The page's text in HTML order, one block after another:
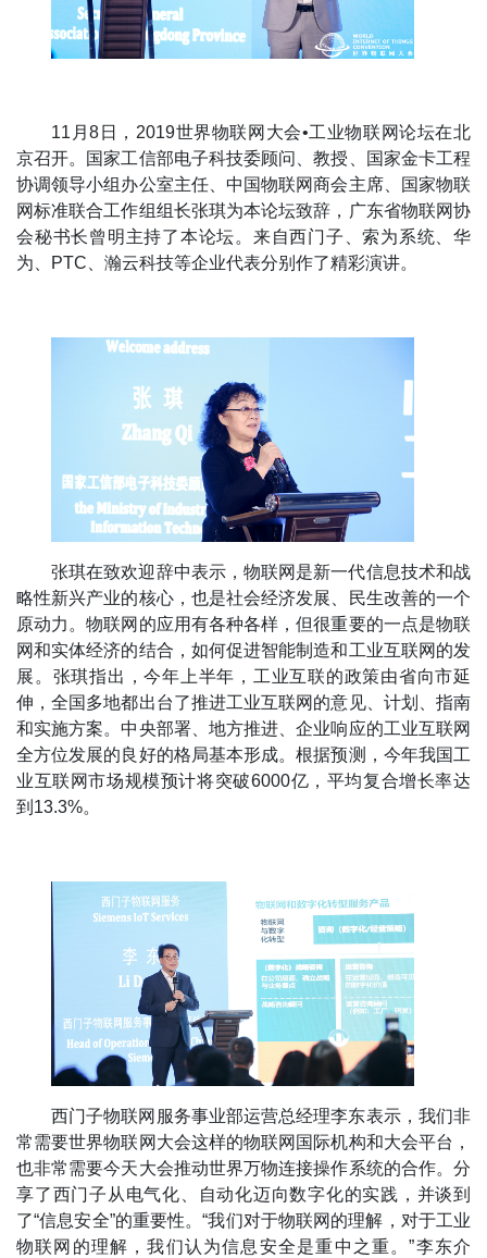
11月8日，2019世界物联网大会•工业物联网论坛在北
京召开。国家工信部电子科技委顾问、教授、国家金卡工程
协调领导小组办公室主任、中国物联网商会主席、国家物联
网标准联合工作组组长张琪为本论坛致辞，广东省物联网协
会秘书长曾明主持了本论坛。来自西门子、索为系统、华
为、PTC、瀚云科技等企业代表分别作了精彩演讲。
张琪在致欢迎辞中表示，物联网是新一代信息技术和战
略性新兴产业的核心，也是社会经济发展、民生改善的一个
原动力。物联网的应用有各种各样，但很重要的一点是物联
网和实体经济的结合，如何促进智能制造和工业互联网的发
展。张琪指出，今年上半年，工业互联的政策由省向市延
伸，全国多地都出台了推进工业互联网的意见、计划、指南
和实施方案。中央部署、地方推进、企业响应的工业互联网
全方位发展的良好的格局基本形成。根据预测，今年我国工
业互联网市场规模预计将突破6000亿，平均复合增长率达
到13.3%。
西门子物联网服务事业部运营总经理李东表示，我们非
常需要世界物联网大会这样的物联网国际机构和大会平台，
也非常需要今天大会推动世界万物连接操作系统的合作。分
享了西门子从电气化、自动化迈向数字化的实践，并谈到
了“信息安全”的重要性。“我们对于物联网的理解，对于工业
物联网的理解，我们认为信息安全是重中之重。”李东介